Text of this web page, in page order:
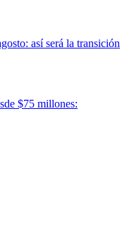
así será la transición
$75 millones: